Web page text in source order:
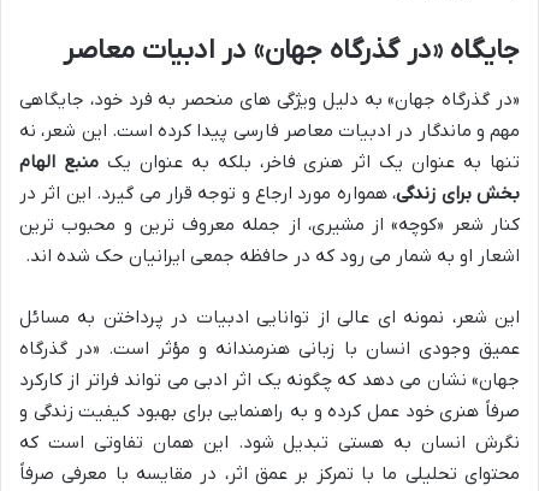
جایگاه «در گذرگاه جهان» در ادبیات معاصر
«در گذرگاه جهان» به دلیل ویژگی های منحصر به فرد خود، جایگاهی
مهم و ماندگار در ادبیات معاصر فارسی پیدا کرده است. این شعر، نه
تنها به عنوان یک اثر هنری فاخر، بلکه به عنوان یکمنبع الهام
بخش برای زندگی، همواره مورد ارجاع و توجه قرار می گیرد. این اثر در
کنار شعر «کوچه» از مشیری، از جمله معروف ترین و محبوب ترین
اشعار او به شمار می رود که در حافظه جمعی ایرانیان حک شده اند.
این شعر، نمونه ای عالی از توانایی ادبیات در پرداختن به مسائل
عمیق وجودی انسان با زبانی هنرمندانه و مؤثر است. «در گذرگاه
جهان» نشان می دهد که چگونه یک اثر ادبی می تواند فراتر از کارکرد
صرفاً هنری خود عمل کرده و به راهنمایی برای بهبود کیفیت زندگی و
نگرش انسان به هستی تبدیل شود. این همان تفاوتی است که
محتوای تحلیلی ما با تمرکز بر عمق اثر، در مقایسه با معرفی صرفاً